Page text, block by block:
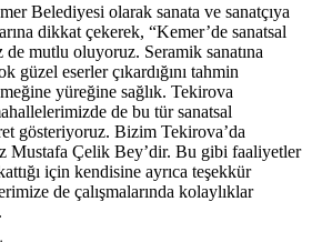
Belediyesi olarak sanata ve sanatçıya
dikkat çekerek, “Kemer’de sanatsal
mutlu oluyoruz. Seramik sanatına
güzel eserler çıkardığını tahmin
yüreğine sağlık. Tekirova
de bu tür sanatsal
gösteriyoruz. Bizim Tekirova’da
Mustafa Çelik Bey’dir. Bu gibi faaliyetler
için kendisine ayrıca teşekkür
de çalışmalarında kolaylıklar